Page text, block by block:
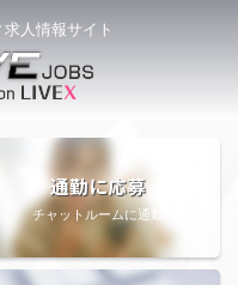
人情報サイト
通勤に応募
チャットルームに通勤